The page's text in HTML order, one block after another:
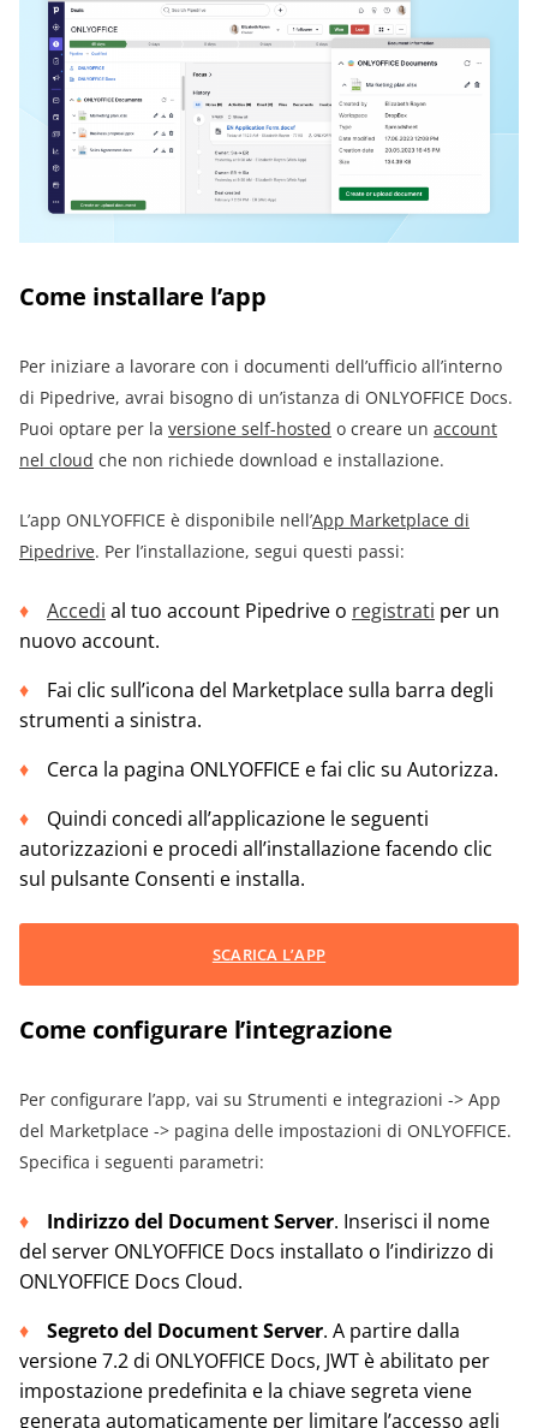
Come installare l’app
Per iniziare a lavorare con i documenti dell’ufficio all’interno
di Pipedrive, avrai bisogno di un’istanza di ONLYOFFICE Docs.
Puoi optare per la versione self-hosted o creare un account
nel cloud che non richiede download e installazione.
L’app ONLYOFFICE è disponibile nell’App Marketplace di
Pipedrive. Per l’installazione, segui questi passi:
Accedi al tuo account Pipedrive o registrati per un
nuovo account.
Fai clic sull’icona del Marketplace sulla barra degli
strumenti a sinistra.
Cerca la pagina ONLYOFFICE e fai clic su Autorizza.
Quindi concedi all’applicazione le seguenti
autorizzazioni e procedi all’installazione facendo clic
sul pulsante Consenti e installa.
SCARICA L’APP
Come configurare l’integrazione
Per configurare l’app, vai su Strumenti e integrazioni -> App
del Marketplace -> pagina delle impostazioni di ONLYOFFICE.
Specifica i seguenti parametri:
Indirizzo del Document Server. Inserisci il nome
del server ONLYOFFICE Docs installato o l’indirizzo di
ONLYOFFICE Docs Cloud.
Segreto del Document Server. A partire dalla
versione 7.2 di ONLYOFFICE Docs, JWT è abilitato per
impostazione predefinita e la chiave segreta viene
generata automaticamente per limitare l’accesso agli